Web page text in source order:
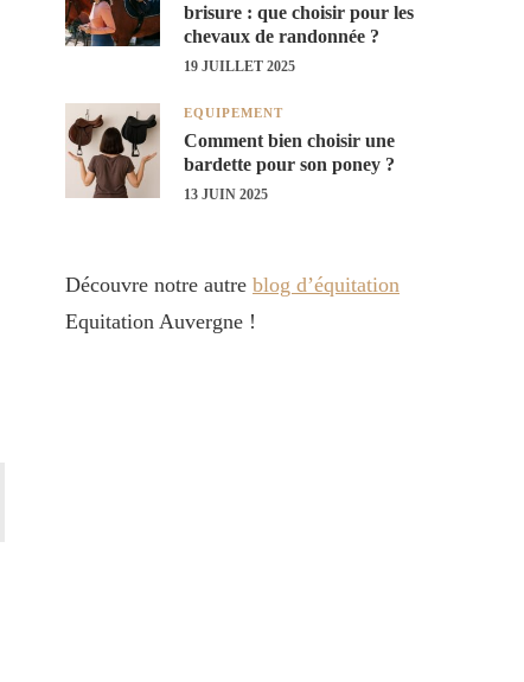
brisure : que choisir pour les
chevaux de randonnée ?
19 JUILLET 2025
EQUIPEMENT
Comment bien choisir une
bardette pour son poney ?
13 JUIN 2025
Découvre notre autre blog d’équitation
Equitation Auvergne !